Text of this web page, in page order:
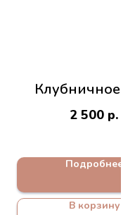
Клубничное
2 500 р.
Подробнее
В корзину